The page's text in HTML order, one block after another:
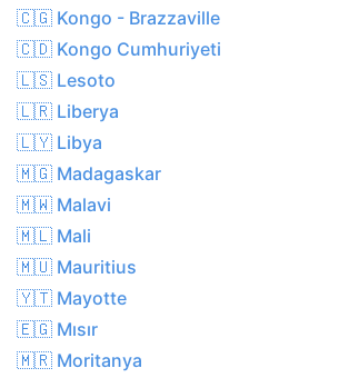
15. Ağu
31.0°C
27.4°C
🇨🇬 Kongo - Brazzaville
🇨🇩 Kongo Cumhuriyeti
🇱🇸 Lesoto
🇱🇷 Liberya
🇱🇾 Libya
🇲🇬 Madagaskar
🇲🇼 Malavi
🇲🇱 Mali
🇲🇺 Mauritius
🇾🇹 Mayotte
🇪🇬 Mısır
🇲🇷 Moritanya